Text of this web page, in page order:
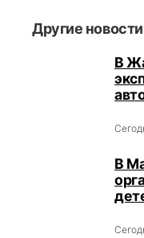
Другие
В
В